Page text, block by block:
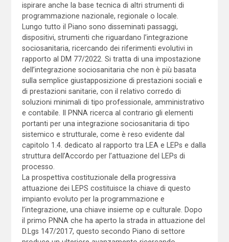
ispirare anche la base tecnica di altri strumenti di
programmazione nazionale, regionale o locale.
Lungo tutto il Piano sono disseminati passaggi,
dispositivi, strumenti che riguardano l’integrazione
sociosanitaria, ricercando dei riferimenti evolutivi in
rapporto al DM 77/2022. Si tratta di una impostazione
dell’integrazione sociosanitaria che non è più basata
sulla semplice giustapposizione di prestazioni sociali e
di prestazioni sanitarie, con il relativo corredo di
soluzioni minimali di tipo professionale, amministrativo
e contabile. Il PNNA ricerca al contrario gli elementi
portanti per una integrazione sociosanitaria di tipo
sistemico e strutturale, come è reso evidente dal
capitolo 1.4. dedicato al rapporto tra LEA e LEPs e dalla
struttura dell’Accordo per l’attuazione del LEPs di
processo.
La prospettiva costituzionale della progressiva
attuazione dei LEPS costituisce la chiave di questo
impianto evoluto per la programmazione e
l’integrazione, una chiave insieme op e culturale. Dopo
il primo PNNA che ha aperto la strada in attuazione del
D.Lgs 147/2017, questo secondo Piano di settore